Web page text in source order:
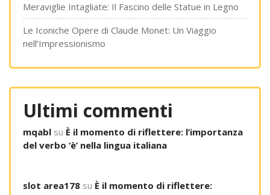
Meraviglie Intagliate: Il Fascino delle Statue in Legno
Le Iconiche Opere di Claude Monet: Un Viaggio
nell’Impressionismo
Ultimi commenti
mqabl su È il momento di riflettere: l’importanza
del verbo ‘è’ nella lingua italiana
slot area178 su È il momento di riflettere: